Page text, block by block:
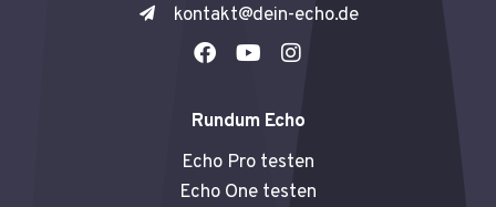
kontakt@dein-echo.de
F
e
o
o
Y
t
b
e
I
t
g
r
Rundum Echo
Echo Pro testen
Echo One testen